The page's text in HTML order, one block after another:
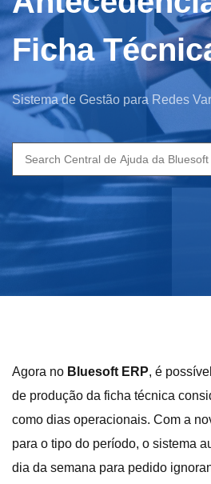
Ficha
Sistema de Gestão para Redes
Search
for:
Agora no Bluesoft ERP, é
de produção da ficha técnica
como dias operacionais. Com a
para o tipo do período, o sistema
dia da semana para pedido